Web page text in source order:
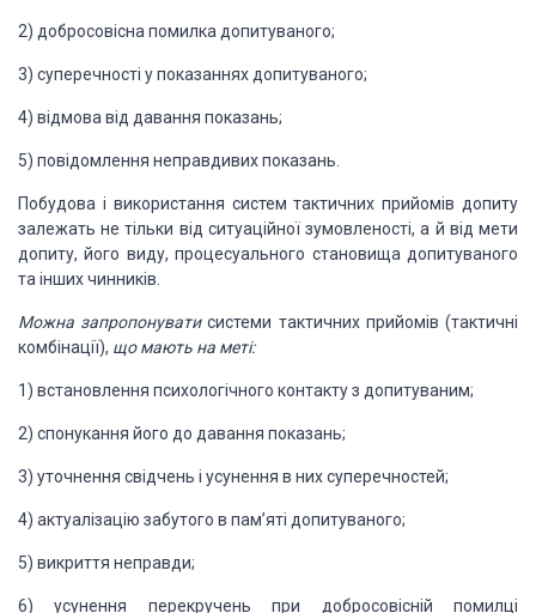
2) добросовісна помилка допитуваного;
3) суперечності у показаннях допитуваного;
4) відмова від давання показань;
5) повідомлення неправдивих показань.
Побудова і використання систем тактичних прийомів допиту
зале­жать не тільки від ситуаційної зумовленості, а й від мети
допиту, його виду, процесуального становища допитуваного
та інших чинників.
Можна запропонуватисистеми тактичних прийомів (тактичні
комбінації), що мають на меті:
1) встановлення психологічного контакту з допитуваним;
2) спонукання його до давання показань;
3) уточнення свідчень і усунення в них суперечностей;
4) актуалізацію забутого в пам’яті допитуваного;
5) викриття неправди;
6) усунення перекручень при добросовісній помилці